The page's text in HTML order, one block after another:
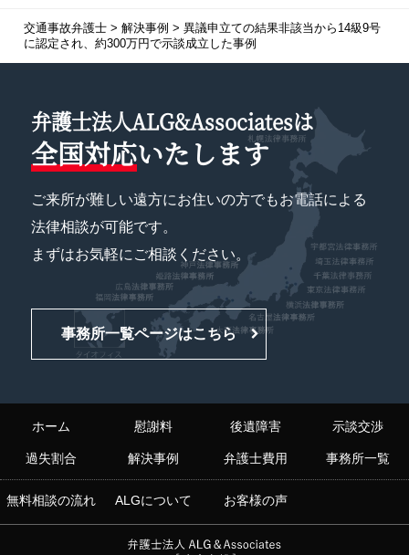
交通事故弁護士> 解決事例 > 異議申立ての結果非該当から14級9号
に認定され、約300万円で示談成立した事例
弁護士法人ALG&Associatesは
全国対応いたします
ご来所が難しい遠方にお住いの方でもお電話による
法律相談が可能です。
まずはお気軽にご相談ください。
事務所一覧ページはこちら
ホーム 慰謝料 後遺障害 示談交渉
過失割合 解決事例 弁護士費用 事務所一覧
無料相談の流れ ALGについて お客様の声